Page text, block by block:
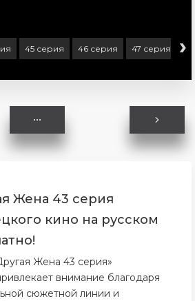
45 серия 46 серия 47 серия ›
Жена 43 серия
кино на русском
Жена 43 серия»
внимание благодаря
сюжетной линии и